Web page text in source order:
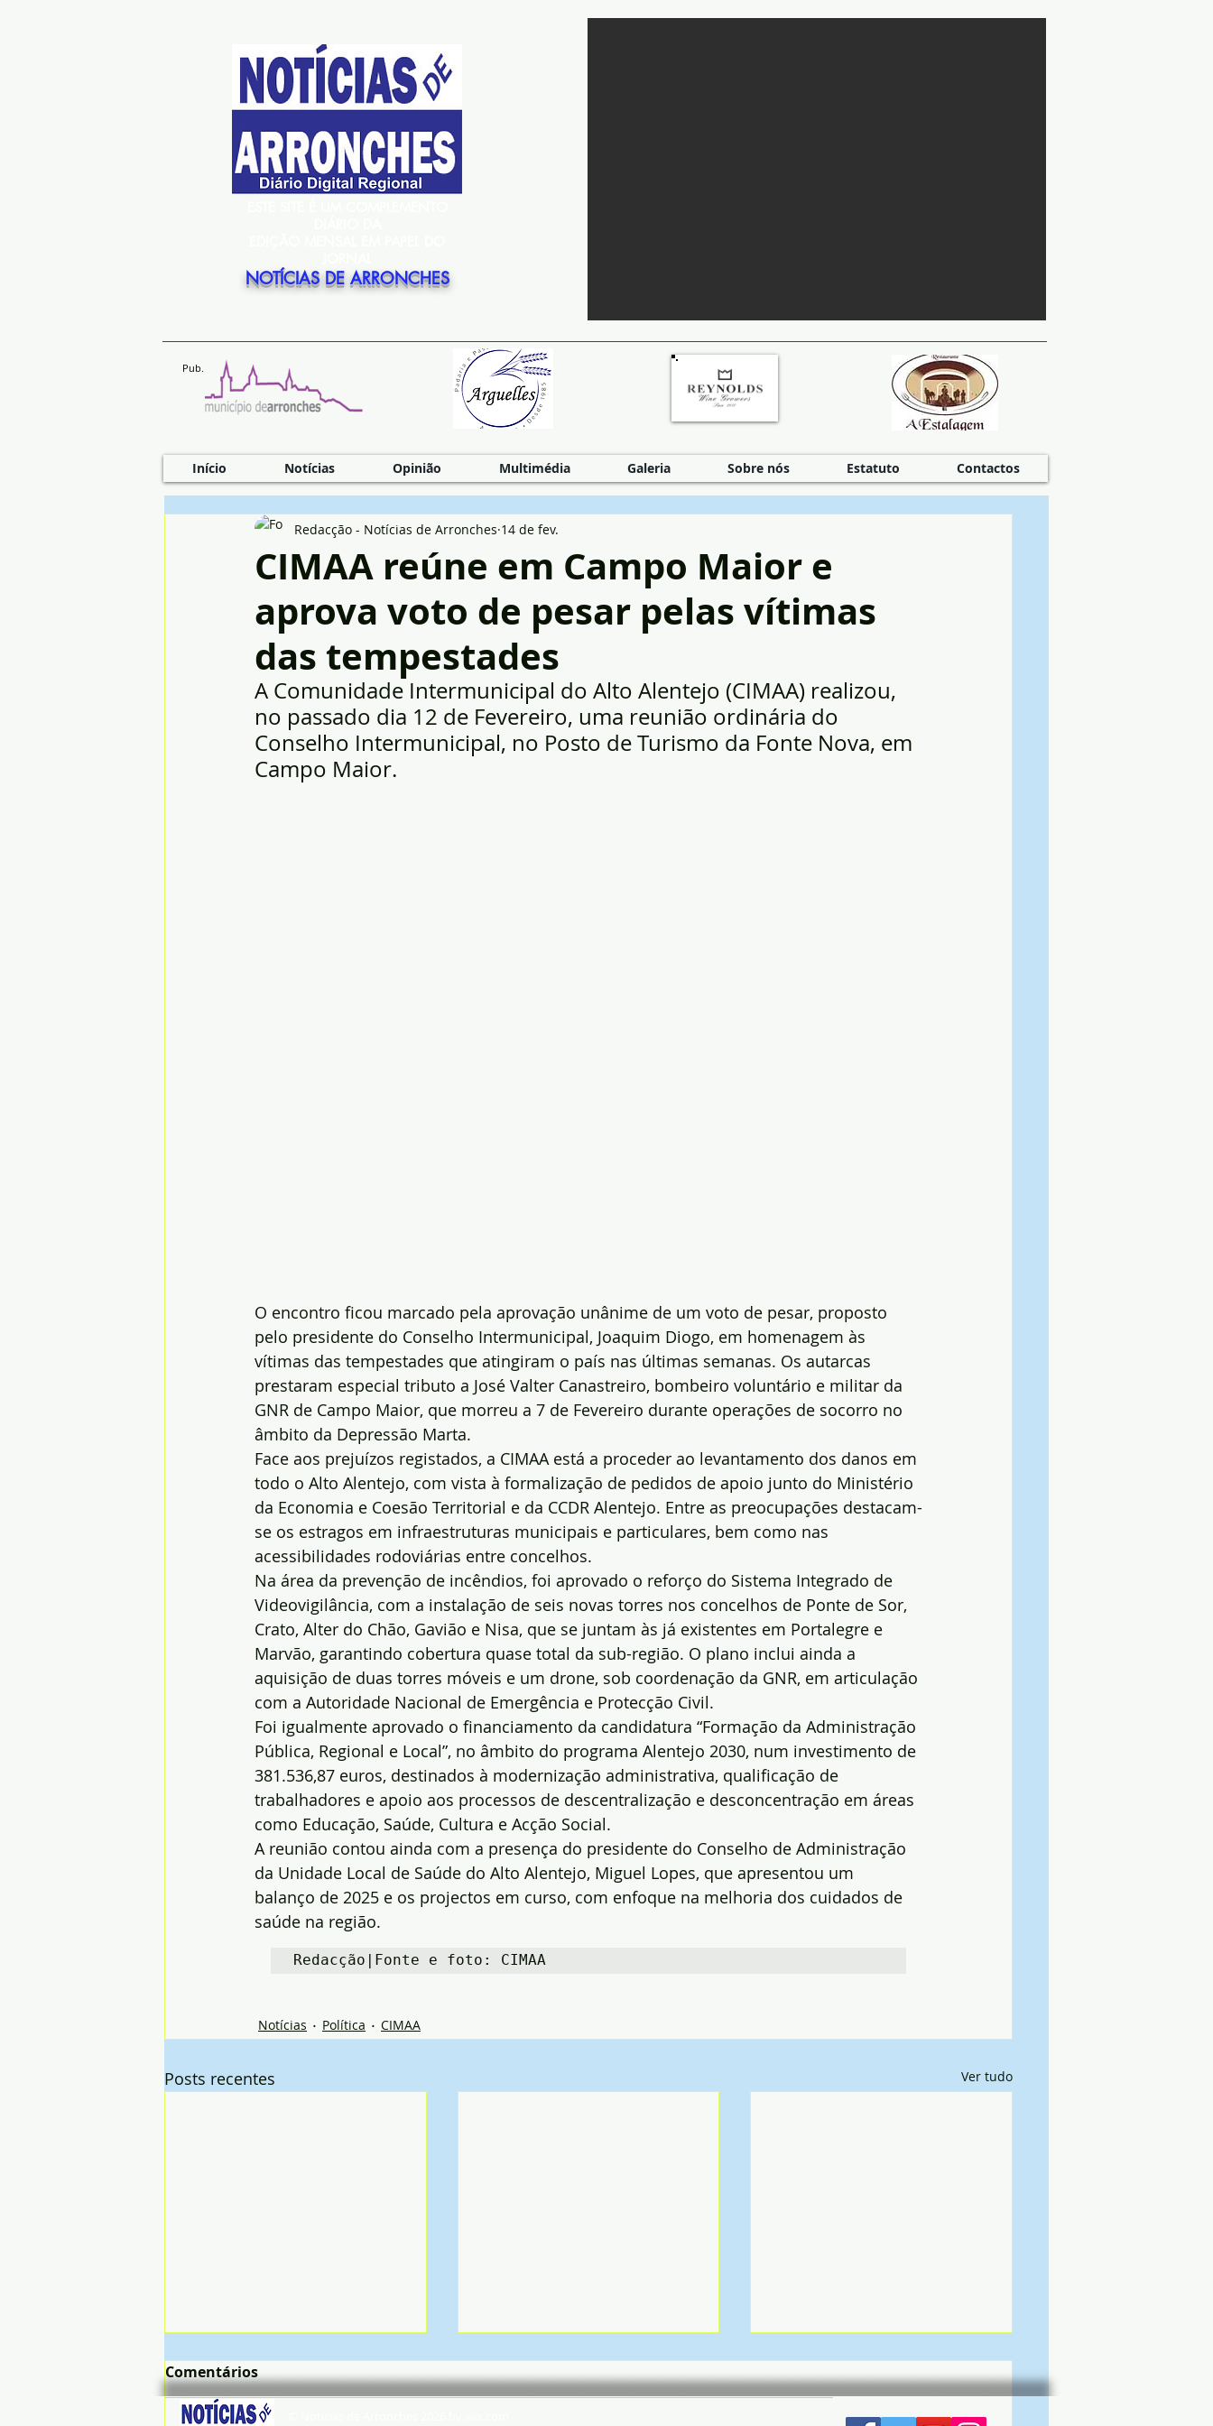
NOTÍCIAS DE ARRONCHES
Pub.
Início Notícias Opinião Multimédia Galeria Sobre nós Estatuto Contactos
CIMAA reúne em Campo Maior e
aprova voto de pesar pelas vítimas
das tempestades
Redacção - Notícias de Arronches 14 de fev.
A Comunidade Intermunicipal do Alto Alentejo (CIMAA) realizou,
no passado dia 12 de Fevereiro, uma reunião ordinária do
Conselho Intermunicipal, no Posto de Turismo da Fonte Nova, em
Campo Maior.
O encontro ficou marcado pela aprovação unânime de um voto de pesar, proposto
pelo presidente do Conselho Intermunicipal, Joaquim Diogo, em homenagem às
vítimas das tempestades que atingiram o país nas últimas semanas. Os autarcas
prestaram especial tributo a José Valter Canastreiro, bombeiro voluntário e militar da
GNR de Campo Maior, que morreu a 7 de Fevereiro durante operações de socorro no
âmbito da Depressão Marta.
Face aos prejuízos registados, a CIMAA está a proceder ao levantamento dos danos em
todo o Alto Alentejo, com vista à formalização de pedidos de apoio junto do Ministério
da Economia e Coesão Territorial e da CCDR Alentejo. Entre as preocupações destacam-
se os estragos em infraestruturas municipais e particulares, bem como nas
acessibilidades rodoviárias entre concelhos.
Na área da prevenção de incêndios, foi aprovado o reforço do Sistema Integrado de
Videovigilância, com a instalação de seis novas torres nos concelhos de Ponte de Sor,
Crato, Alter do Chão, Gavião e Nisa, que se juntam às já existentes em Portalegre e
Marvão, garantindo cobertura quase total da sub-região. O plano inclui ainda a
aquisição de duas torres móveis e um drone, sob coordenação da GNR, em articulação
com a Autoridade Nacional de Emergência e Protecção Civil.
Foi igualmente aprovado o financiamento da candidatura “Formação da Administração
Pública, Regional e Local”, no âmbito do programa Alentejo 2030, num investimento de
381.536,87 euros, destinados à modernização administrativa, qualificação de
trabalhadores e apoio aos processos de descentralização e desconcentração em áreas
como Educação, Saúde, Cultura e Acção Social.
A reunião contou ainda com a presença do presidente do Conselho de Administração
da Unidade Local de Saúde do Alto Alentejo, Miguel Lopes, que apresentou um
balanço de 2025 e os projectos em curso, com enfoque na melhoria dos cuidados de
saúde na região.
Redacção|Fonte e foto: CIMAA
Notícias Política CIMAA
Posts recentes Ver tudo
Comentários